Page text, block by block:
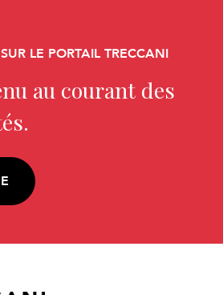
LE PORTAIL TRECCANI
au courant des